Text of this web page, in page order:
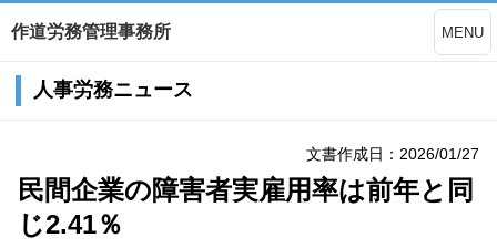
作道労務管理事務所 MENU
人事労務ニュース
文書作成日：2026/01/27
民間企業の障害者実雇用率は前年と同
じ2.41％